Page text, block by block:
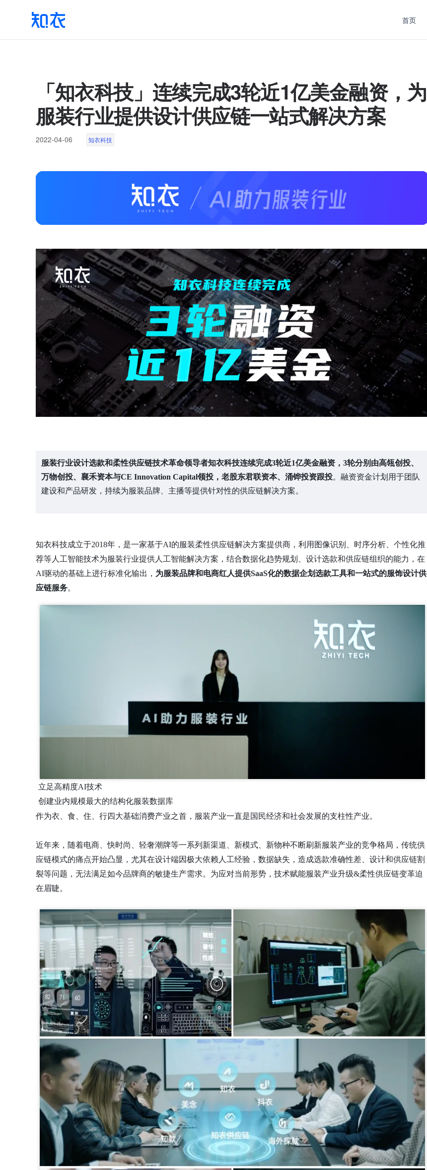
首页
「知衣科技」连续完成3轮近1亿美金融资，为
服装行业提供设计供应链一站式解决方案
2022-04-06 知衣科技
服装行业设计选款和柔性供应链技术革命领导者知衣科技连续完成3轮近1亿美金融资，3轮分别由高瓴创投、
万物创投、襄禾资本与CE Innovation Capital领投，老股东君联资本、 涌铧投资跟投。融资资金计划用于团队
建设和产品研发，持续为服装品牌、主播等提供针对性的供应链解决方案。
知衣科技成立于2018年，是一家基于AI的服装柔性供应链解决方案提供商，利用图像识别、时序分析、个性化推
荐等人工智能技术为服装行业提供人工智能解决方案，结合数据化趋势规划、设计选款和供应链组织的能力，在
AI驱动的基础上进行标准化输出， 为服装品牌和电商红人提供SaaS化的数据企划选款工具和一站式的服饰设计供
应链服务。
立足高精度AI技术
创建业内规模最大的结构化服装数据库
作为衣、食、住、行四大基础消费产业之首，服装产业一直是国民经济和社会发展的支柱性产业。
近年来，随着电商、快时尚、轻奢潮牌等一系列新渠道、新模式、新物种不断刷新服装产业的竞争格局，传统供
应链模式的痛点开始凸显，尤其在设计端因极大依赖人工经验，数据缺失，造成选款准确性差、设计和供应链割
裂等问题，无法满足如今品牌商的敏捷生产需求。为应对当前形势，技术赋能服装产业升级&柔性供应链变革迫
在眉睫。